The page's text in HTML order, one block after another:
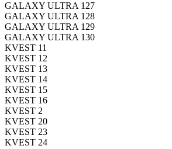
GALAXY ULTRA 127
GALAXY ULTRA 128
GALAXY ULTRA 129
GALAXY ULTRA 130
KVEST 11
KVEST 12
KVEST 13
KVEST 14
KVEST 15
KVEST 16
KVEST 2
KVEST 20
KVEST 23
KVEST 24